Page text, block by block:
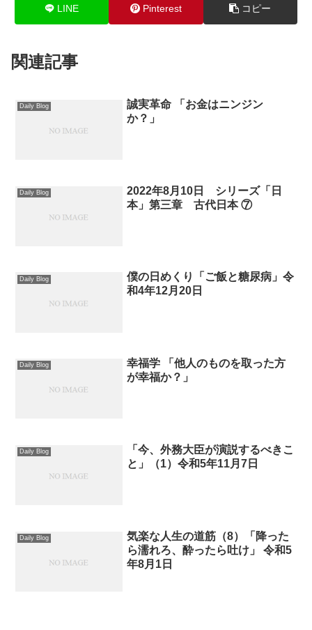
LINE Pinterest コピー
関連記事
Daily Blog
誠実革命 「お金はニンジン
か？」
Daily Blog
2022年8月10日 シリーズ「日
本」第三章 古代日本 ⑦
Daily Blog
僕の日めくり「ご飯と糖尿病」令
和4年12月20日
Daily Blog
幸福学 「他人のものを取った方
が幸福か？」
Daily Blog
「今、外務大臣が演説するべきこ
と」（1）令和5年11月7日
Daily Blog
気楽な人生の道筋（8）「降った
ら濡れろ、酔ったら吐け」 令和5
年8月1日